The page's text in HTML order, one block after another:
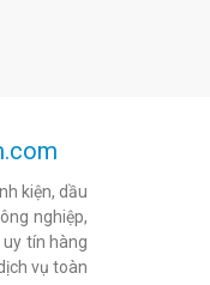
kiện, dầu
nghiệp,
tín hàng
vụ toàn